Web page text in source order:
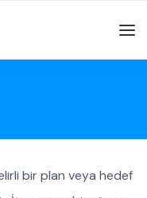
bir plan veya hedef